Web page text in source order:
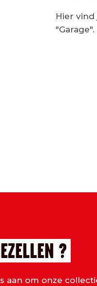
Hier
"Garage".
?
aan om onze